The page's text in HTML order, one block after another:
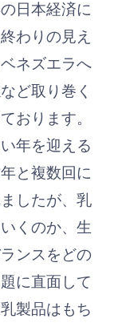
日本経済に
わりの見え
ネズエラへ
ど取り巻く
おります。
年を迎える
と複数回に
したが、乳
くのか、生
ンスをどの
に直面して
製品はもち